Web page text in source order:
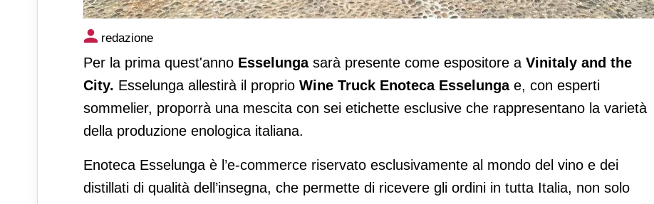
Il Wine Truck Enoteca Esselunga approda a Vinitaly and the City
redazione
Per la prima quest'anno Esselungasarà presente come espositore a Vinitaly and the
City. Esselunga allestirà il proprio Wine Truck Enoteca Esselungae, con esperti
sommelier, proporrà una mescita con sei etichette esclusive che rappresentano la varietà
della produzione enologica italiana.
Enoteca Esselunga è l’e-commerce riservato esclusivamente al mondo del vino e dei
distillati di qualità dell’insegna, che permette di ricevere gli ordini in tutta Italia, non solo